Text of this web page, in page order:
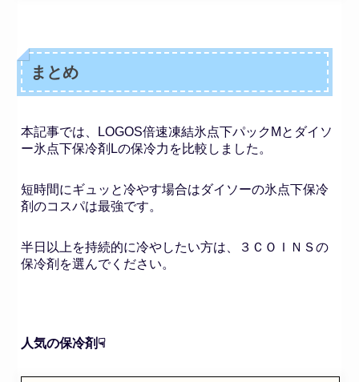
まとめ
本記事では、LOGOS倍速凍結氷点下パックMとダイソ
ー氷点下保冷剤Lの保冷力を比較しました。
短時間にギュッと冷やす場合はダイソーの氷点下保冷
剤のコスパは最強です。
半日以上を持続的に冷やしたい方は、３ＣＯＩＮＳの
保冷剤を選んでください。
人気の保冷剤☟